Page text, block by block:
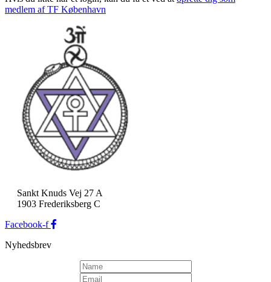
medlem af TF København
Sankt Knuds Vej 27 A
1903 Frederiksberg C
Facebook-f
Nyhedsbrev